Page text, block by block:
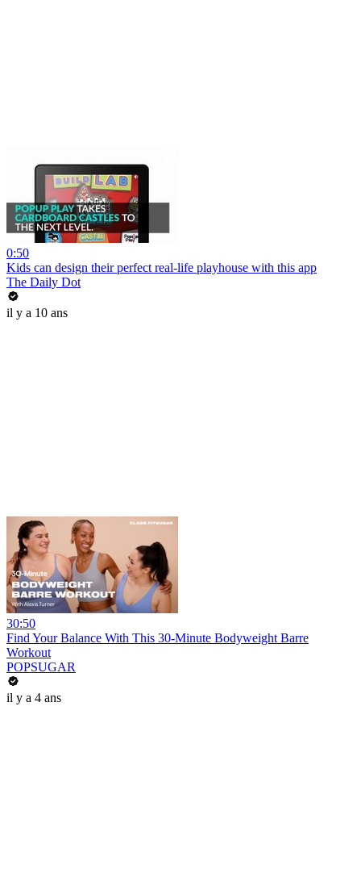
0:50
Kids can design their perfect real-life playhouse with this app
The Daily Dot
il y a 10 ans
30:50
Find Your Balance With This 30-Minute Bodyweight Barre
Workout
POPSUGAR
il y a 4 ans